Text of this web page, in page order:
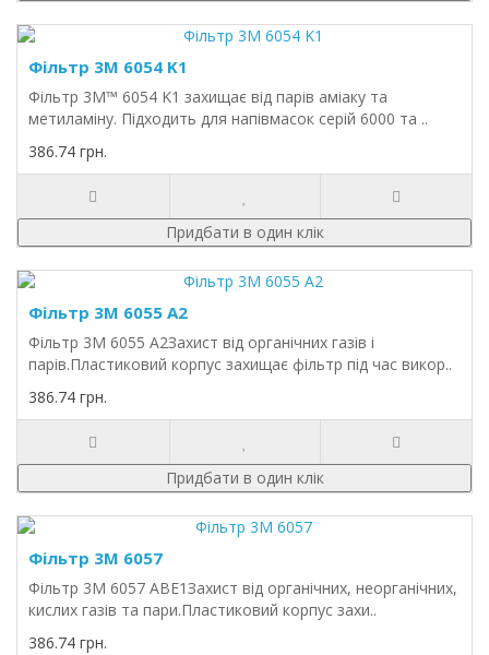
Фільтр 3M 6054 K1
Фільтр 3M™ 6054 K1 захищає від парів аміаку та
метиламіну. Підходить для напівмасок серій 6000 та ..
386.74 грн.
Придбати в один клік
Фільтр 3M 6055 A2
Фільтр 3M 6055 A2Захист від органічних газів і
парів.Пластиковий корпус захищає фільтр під час викор..
386.74 грн.
Придбати в один клік
Фільтр 3M 6057
Фільтр 3M 6057 ABE1Захист від органічних, неорганічних,
кислих газів та пари.Пластиковий корпус захи..
386.74 грн.